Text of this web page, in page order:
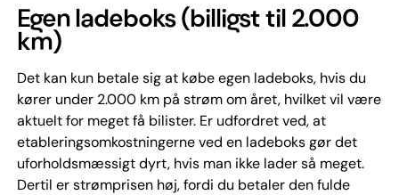
Egen ladeboks (billigst til 2.000
km)
Det kan kun betale sig at købe egen ladeboks, hvis du
kører under 2.000 km på strøm om året, hvilket vil være
aktuelt for meget få bilister. Er udfordret ved, at
etableringsomkostningerne ved en ladeboks gør det
uforholdsmæssigt dyrt, hvis man ikke lader så meget.
Dertil er strømprisen høj, fordi du betaler den fulde